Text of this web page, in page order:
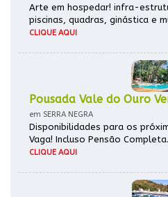
Arte em hospedar! infra-
piscinas, quadras, ginástica e
CLIQUE AQUI
Pousada Vale do Ouro
em SERRA NEGRA
Disponibilidades para os
Vaga! Incluso Pensão Completa.
CLIQUE AQUI